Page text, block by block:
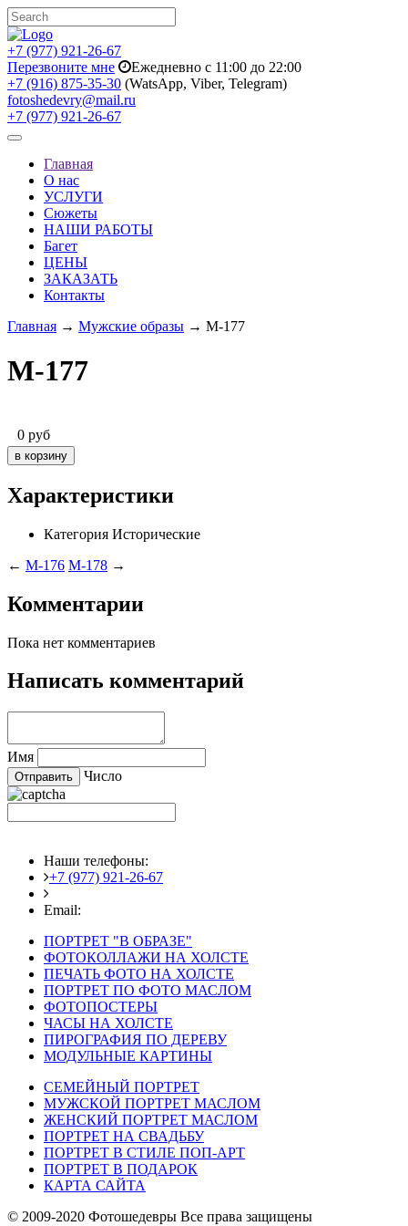
+7 (977) 921-26-67
Перезвоните мне
Ежедневно с 11:00 до 22:00
+7 (916) 875-35-30 (WatsApp, Viber, Telegram)
fotoshedevry@mail.ru
+7 (977) 921-26-67
Toggle
navigationГлавная
О нас
УСЛУГИ
Сюжеты
НАШИ РАБОТЫ
Багет
ЦЕНЫ
ЗАКАЗАТЬ
Контакты
Главная → Мужские образы → M-177
M-177
0 руб
Характеристики
Категория Исторические
← M-176 M-178 →
Комментарии
Пока нет комментариев
Написать комментарий
Имя
Число
Наши телефоны:
+7 (977) 921-26-67
Email:
ПОРТРЕТ "В ОБРАЗЕ"
ФОТОКОЛЛАЖИ НА ХОЛСТЕ
ПЕЧАТЬ ФОТО НА ХОЛСТЕ
ПОРТРЕТ ПО ФОТО МАСЛОМ
ФОТОПОСТЕРЫ
ЧАСЫ НА ХОЛСТЕ
ПИРОГРАФИЯ ПО ДЕРЕВУ
МОДУЛЬНЫЕ КАРТИНЫ
СЕМЕЙНЫЙ ПОРТРЕТ
МУЖСКОЙ ПОРТРЕТ МАСЛОМ
ЖЕНСКИЙ ПОРТРЕТ МАСЛОМ
ПОРТРЕТ НА СВАДЬБУ
ПОРТРЕТ В СТИЛЕ ПОП-АРТ
ПОРТРЕТ В ПОДАРОК
КАРТА САЙТА
© 2009-2020 Фотошедевры Все права защищены